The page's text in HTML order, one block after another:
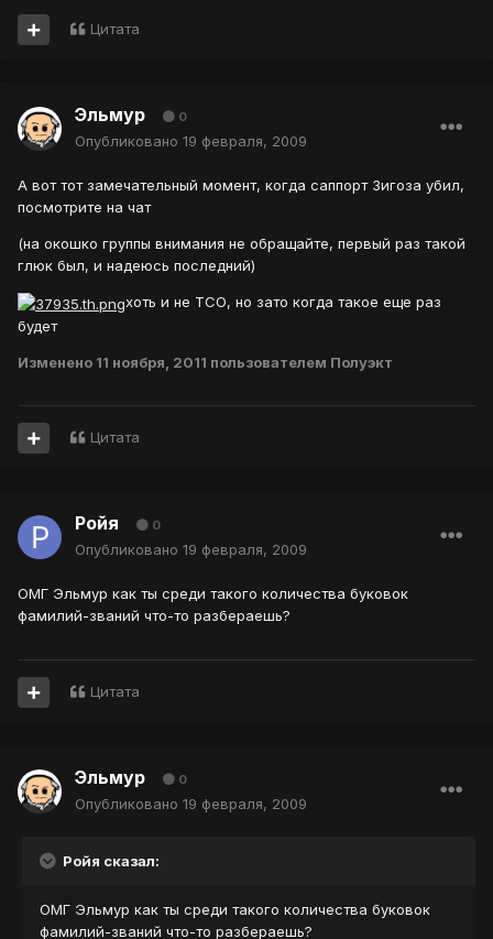
Цитата
Эльмур 0
Опубликовано 19 февраля, 2009
А вот тот замечательный момент, когда саппорт Зигоза убил,
посмотрите на чат
(на окошко группы внимания не обращайте, первый раз такой
глюк был, и надеюсь последний)
хоть и не ТСО, но зато когда такое еще раз
будет
Изменено 11 ноября, 2011 пользователем Полуэкт
Цитата
Ройя 0
Опубликовано 19 февраля, 2009
ОМГ Эльмур как ты среди такого количества буковок
фамилий-званий что-то разбераешь?
Цитата
Эльмур 0
Опубликовано 19 февраля, 2009
Ройя сказал:
ОМГ Эльмур как ты среди такого количества буковок
фамилий-званий что-то разбераешь?